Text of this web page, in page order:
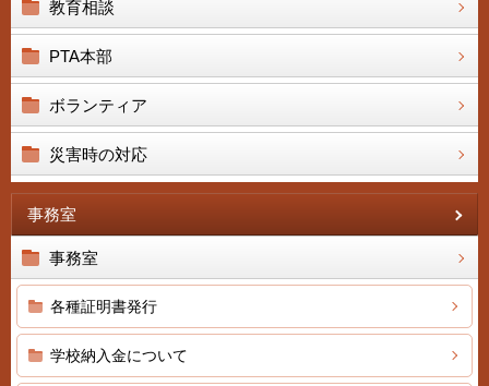
教育相談
PTA本部
ボランティア
災害時の対応
事務室
事務室
各種証明書発行
学校納入金について